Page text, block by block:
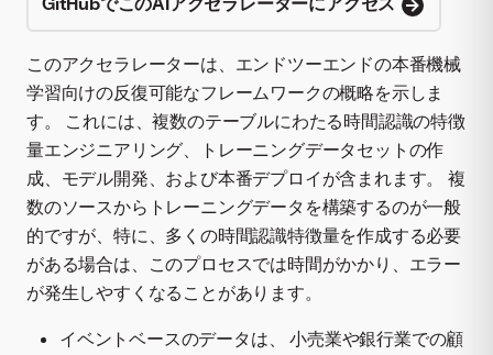
このアクセラレーターは、エンドツーエンドの本番機械
学習向けの反復可能なフレームワークの概略を示しま
す。 これには、複数のテーブルにわたる時間認識の特徴
量エンジニアリング、トレーニングデータセットの作
成、モデル開発、および本番デプロイが含まれます。 複
数のソースからトレーニングデータを構築するのが一般
的ですが、特に、多くの時間認識特徴量を作成する必要
がある場合は、このプロセスでは時間がかかり、エラー
が発生しやすくなることがあります。
イベントベースのデータは、 小売業や銀行業での顧